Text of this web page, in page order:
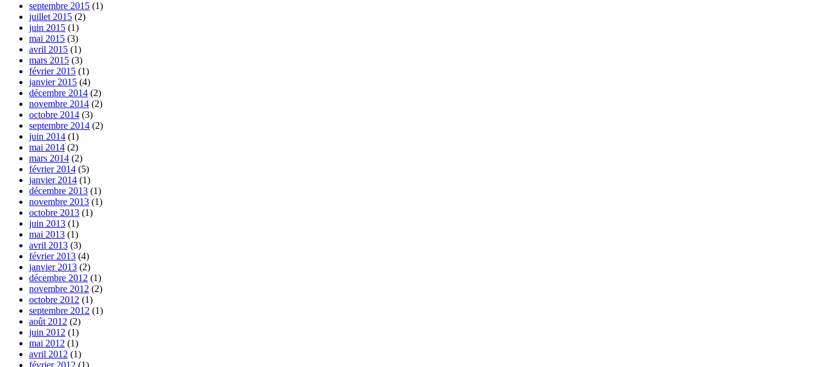
septembre 2015 (1)
juillet 2015 (2)
juin 2015 (1)
mai 2015 (3)
avril 2015 (1)
mars 2015 (3)
février 2015 (1)
janvier 2015 (4)
décembre 2014 (2)
novembre 2014 (2)
octobre 2014 (3)
septembre 2014 (2)
juin 2014 (1)
mai 2014 (2)
mars 2014 (2)
février 2014 (5)
janvier 2014 (1)
décembre 2013 (1)
novembre 2013 (1)
octobre 2013 (1)
juin 2013 (1)
mai 2013 (1)
avril 2013 (3)
février 2013 (4)
janvier 2013 (2)
décembre 2012 (1)
novembre 2012 (2)
octobre 2012 (1)
septembre 2012 (1)
août 2012 (2)
juin 2012 (1)
mai 2012 (1)
avril 2012 (1)